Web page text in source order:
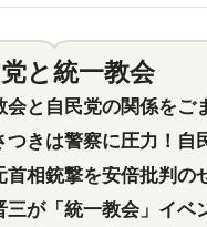
と統一教会
自民党の関係をごまかすメディア…民
は警察に圧力！自民党が隠したい安
銃撃を安倍批判のせいにして「言論封
「統一教会」イベントでトランプと演